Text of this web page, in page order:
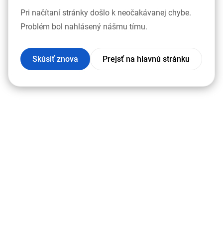
Pri načítaní stránky došlo k neočakávanej chybe.
Problém bol nahlásený nášmu tímu.
Skúsiť znova Prejsť na hlavnú stránku